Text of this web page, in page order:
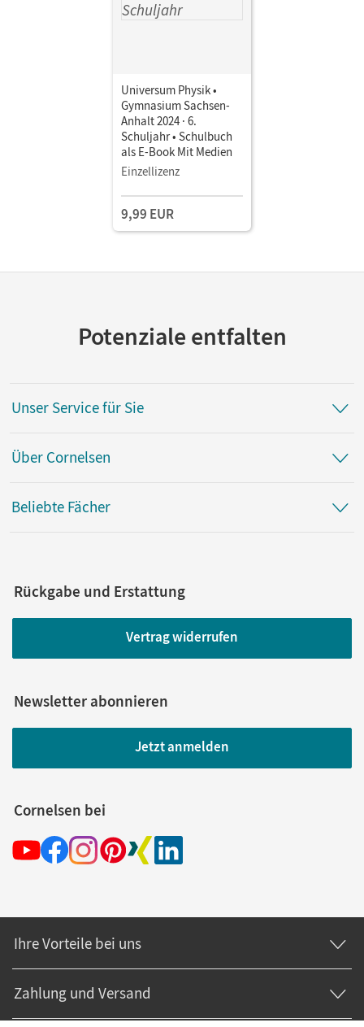
Universum Physik •
Gymnasium Sachsen-
Anhalt 2024 · 6.
Schuljahr • Schulbuch
als E-Book Mit Medien
Einzellizenz
9,99 EUR
Potenziale entfalten
Unser Service für Sie
Über Cornelsen
Beliebte Fächer
Rückgabe und Erstattung
Vertrag widerrufen
Newsletter abonnieren
Jetzt anmelden
Cornelsen bei
Ihre Vorteile bei uns
Zahlung und Versand